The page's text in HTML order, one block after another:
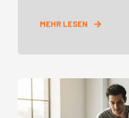
MEHR LESEN